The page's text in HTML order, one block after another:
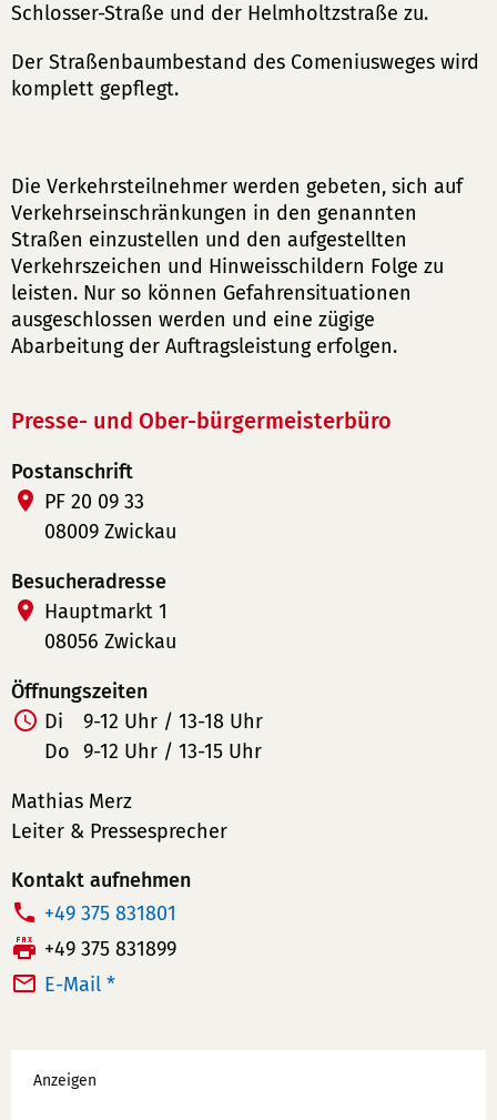
Schlosser-Straße und der Helmholtzstraße zu.
Der Straßenbaumbestand des Comeniusweges wird
komplett gepflegt.
Die Verkehrsteilnehmer werden gebeten, sich auf
Verkehrseinschränkungen in den genannten
Straßen einzustellen und den aufgestellten
Verkehrszeichen und Hinweisschildern Folge zu
leisten. Nur so können Gefahrensituationen
ausgeschlossen werden und eine zügige
Abarbeitung der Auftragsleistung erfolgen.
Presse- und Ober-bürgermeisterbüro
Postanschrift
PF 20 09 33
08009 Zwickau
Besucheradresse
Hauptmarkt 1
08056 Zwickau
Öffnungszeiten
Di
9-12 Uhr / 13-18 Uhr
Do 9-12 Uhr / 13-15 Uhr
Mathias Merz
Leiter & Pressesprecher
Kontakt aufnehmen
T
e
l
n
+49 375 831801
F
a
+49 375 831899
E-Mail *
Werbung
Anzeigen